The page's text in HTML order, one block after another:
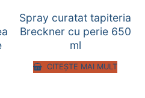
Spray curatat tapiteria
Breckner cu perie 650
ml
CITEȘTE MAI MULT